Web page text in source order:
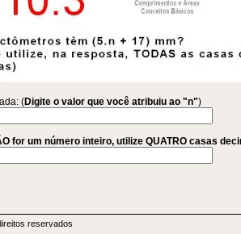
(Digite o valor que você atribuiu ao "n")
for um número inteiro, utilize QUATRO casas
reservados